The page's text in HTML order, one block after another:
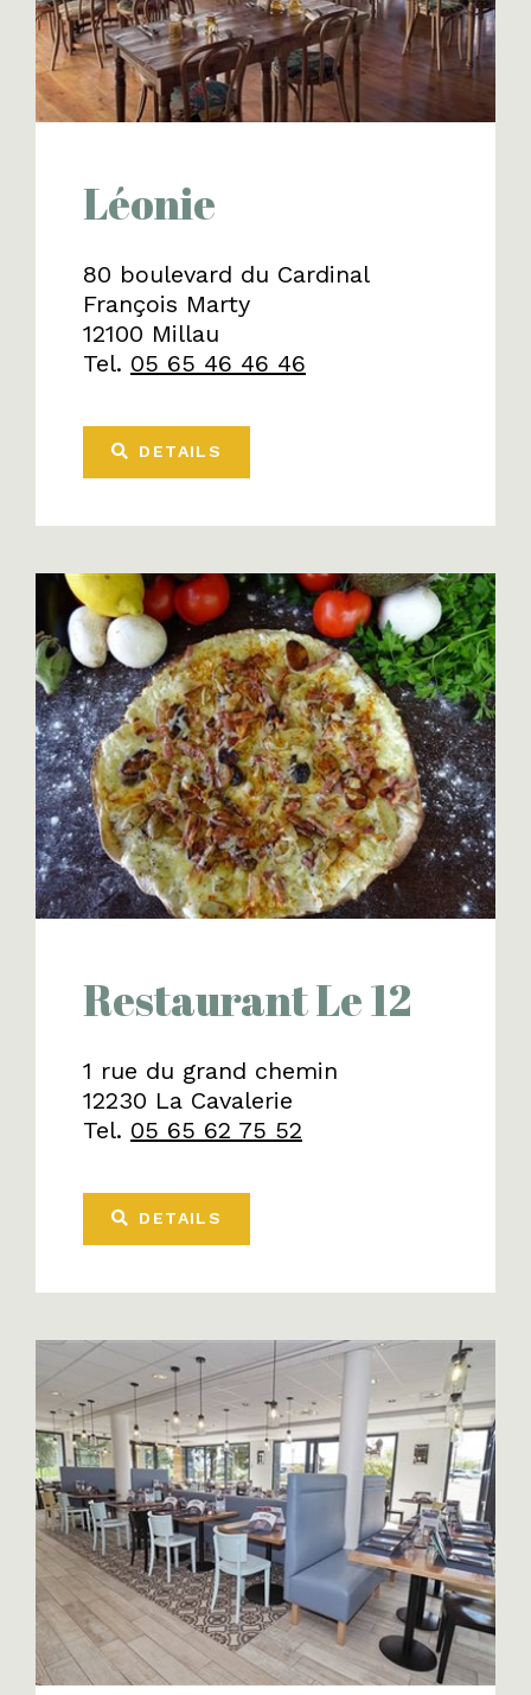
Léonie
80 boulevard du Cardinal
François Marty
12100 Millau
Tel. 05 65 46 46 46
DETAILS
Restaurant Le 12
1 rue du grand chemin
12230 La Cavalerie
Tel. 05 65 62 75 52
DETAILS